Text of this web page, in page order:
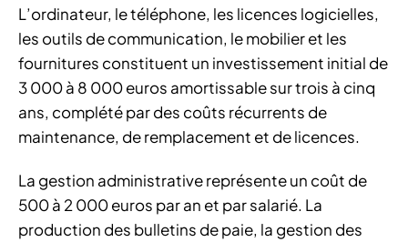
L’ordinateur, le téléphone, les licences logicielles,
les outils de communication, le mobilier et les
fournitures constituent un investissement initial de
3 000 à 8 000 euros amortissable sur trois à cinq
ans, complété par des coûts récurrents de
maintenance, de remplacement et de licences.
La gestion administrative représente un coût de
500 à 2 000 euros par an et par salarié. La
production des bulletins de paie, la gestion des